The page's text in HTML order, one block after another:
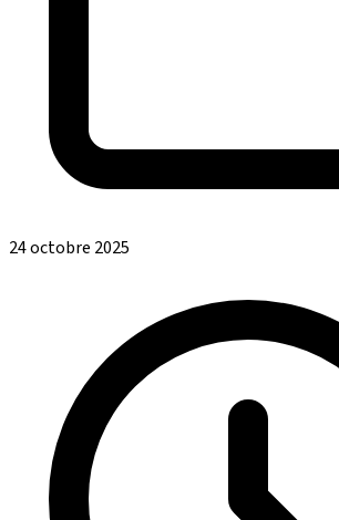
24 octobre 2025